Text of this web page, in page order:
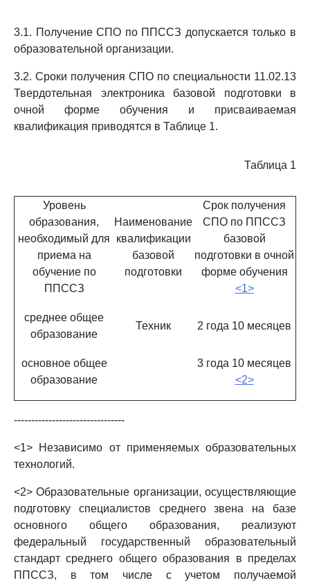
3.1. Получение СПО по ППССЗ допускается только в
образовательной организации.
3.2. Сроки получения СПО по специальности 11.02.13
Твердотельная электроника базовой подготовки в
очной форме обучения и присваиваемая
квалификация приводятся в Таблице 1.
Таблица 1
Уровень
образования,
необходимый для
приема на
обучение по
ППССЗ
Наименование
квалификации
базовой
подготовки
Срок получения
СПО по ППССЗ
базовой
подготовки в очной
форме обучения
<1>
среднее общее
образование
Техник 2 года 10 месяцев
основное общее
образование
3 года 10 месяцев
<2>
--------------------------------
<1> Независимо от применяемых образовательных
технологий.
<2> Образовательные организации, осуществляющие
подготовку специалистов среднего звена на базе
основного общего образования, реализуют
федеральный государственный образовательный
стандарт среднего общего образования в пределах
ППССЗ, в том числе с учетом получаемой